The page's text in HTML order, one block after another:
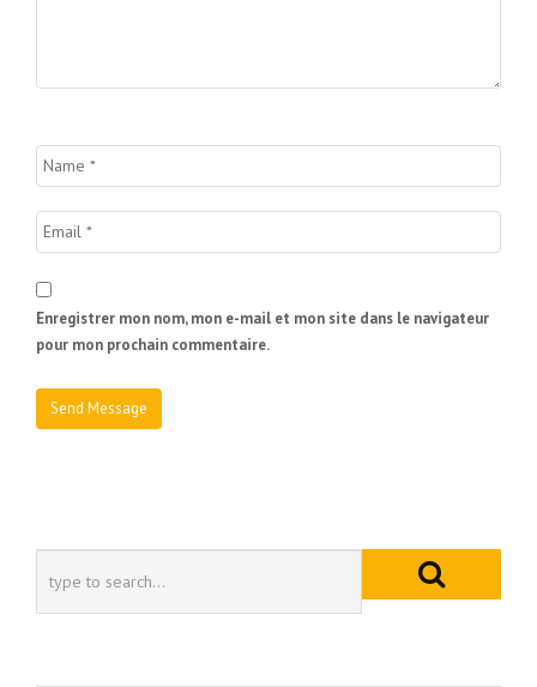
Enregistrer mon nom, mon e-mail et mon site dans le navigateur
pour mon prochain commentaire.